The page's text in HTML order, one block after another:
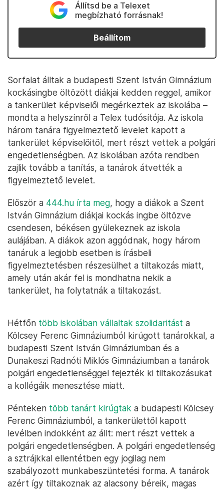
Állítsd be a Telexet
megbízható forrásnak!
Beállítom
Sorfalat álltak a budapesti Szent István Gimnázium
kockásingbe öltözött diákjai kedden reggel, amikor
a tankerület képviselői megérkeztek az iskolába –
mondta a helyszínről a Telex tudósítója. Az iskola
három tanára figyelmeztető levelet kapott a
tankerület képviselőitől, mert részt vettek a polgári
engedetlenségben. Az iskolában azóta rendben
zajlik tovább a tanítás, a tanárok átvették a
figyelmeztető levelet.
Először a 444.hu írta meg, hogy a diákok a Szent
István Gimnázium diákjai kockás ingbe öltözve
csendesen, békésen gyülekeznek az iskola
aulájában. A diákok azon aggódnak, hogy három
tanáruk a legjobb esetben is írásbeli
figyelmeztetésben részesülhet a tiltakozás miatt,
amely után akár fel is mondhatna nekik a
tankerület, ha folytatnák a tiltakozást.
Hétfőn több iskolában vállaltak szolidaritást a
Kölcsey Ferenc Gimnáziumból kirúgott tanárokkal, a
budapesti Szent István Gimnáziumban és a
Dunakeszi Radnóti Miklós Gimnáziumban a tanárok
polgári engedetlenséggel fejezték ki tiltakozásukat
a kollégáik menesztése miatt.
Pénteken több tanárt kirúgtak a budapesti Kölcsey
Ferenc Gimnáziumból, a tankerülettől kapott
levélben indokként az állt: mert részt vettek a
polgári engedetlenségben. A polgári engedetlenség
a sztrájkkal ellentétben egy jogilag nem
szabályozott munkabeszüntetési forma. A tanárok
azért így tiltakoznak az alacsony béreik, magas